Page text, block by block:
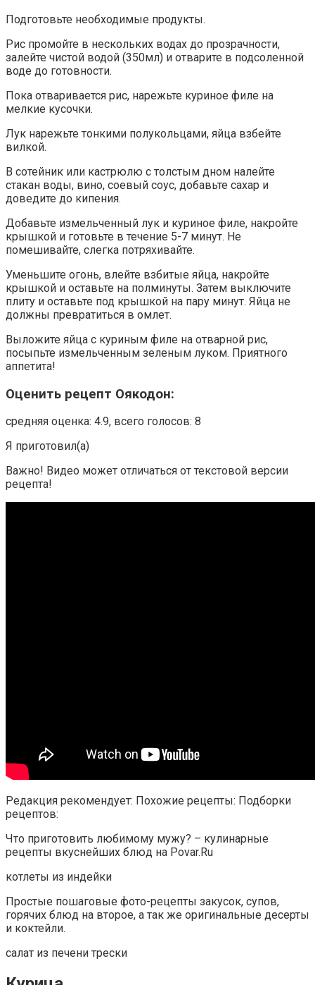
Подготовьте необходимые продукты.
Рис промойте в нескольких водах до прозрачности,
залейте чистой водой (350мл) и отварите в подсоленной
воде до готовности.
Пока отваривается рис, нарежьте куриное филе на
мелкие кусочки.
Лук нарежьте тонкими полукольцами, яйца взбейте
вилкой.
В сотейник или кастрюлю с толстым дном налейте
стакан воды, вино, соевый соус, добавьте сахар и
доведите до кипения.
Добавьте измельченный лук и куриное филе, накройте
крышкой и готовьте в течение 5-7 минут. Не
помешивайте, слегка потряхивайте.
Уменьшите огонь, влейте взбитые яйца, накройте
крышкой и оставьте на полминуты. Затем выключите
плиту и оставьте под крышкой на пару минут. Яйца не
должны превратиться в омлет.
Выложите яйца с куриным филе на отварной рис,
посыпьте измельченным зеленым луком. Приятного
аппетита!
Оценить рецепт Оякодон:
средняя оценка: 4.9, всего голосов: 8
Я приготовил(а)
Важно! Видео может отличаться от текстовой версии
рецепта!
Редакция рекомендует: Похожие рецепты: Подборки
рецептов:
Что приготовить любимому мужу? – кулинарные
рецепты вкуснейших блюд на Povar.Ru
котлеты из индейки
Простые пошаговые фото-рецепты закусок, супов,
горячих блюд на второе, а так же оригинальные десерты
и коктейли.
салат из печени трески